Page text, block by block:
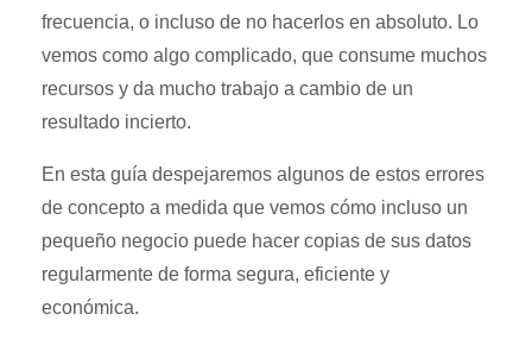
frecuencia, o incluso de no hacerlos en absoluto. Lo
vemos como algo complicado, que consume muchos
recursos y da mucho trabajo a cambio de un
resultado incierto.
En esta guía despejaremos algunos de estos errores
de concepto a medida que vemos cómo incluso un
pequeño negocio puede hacer copias de sus datos
regularmente de forma segura, eficiente y
económica.